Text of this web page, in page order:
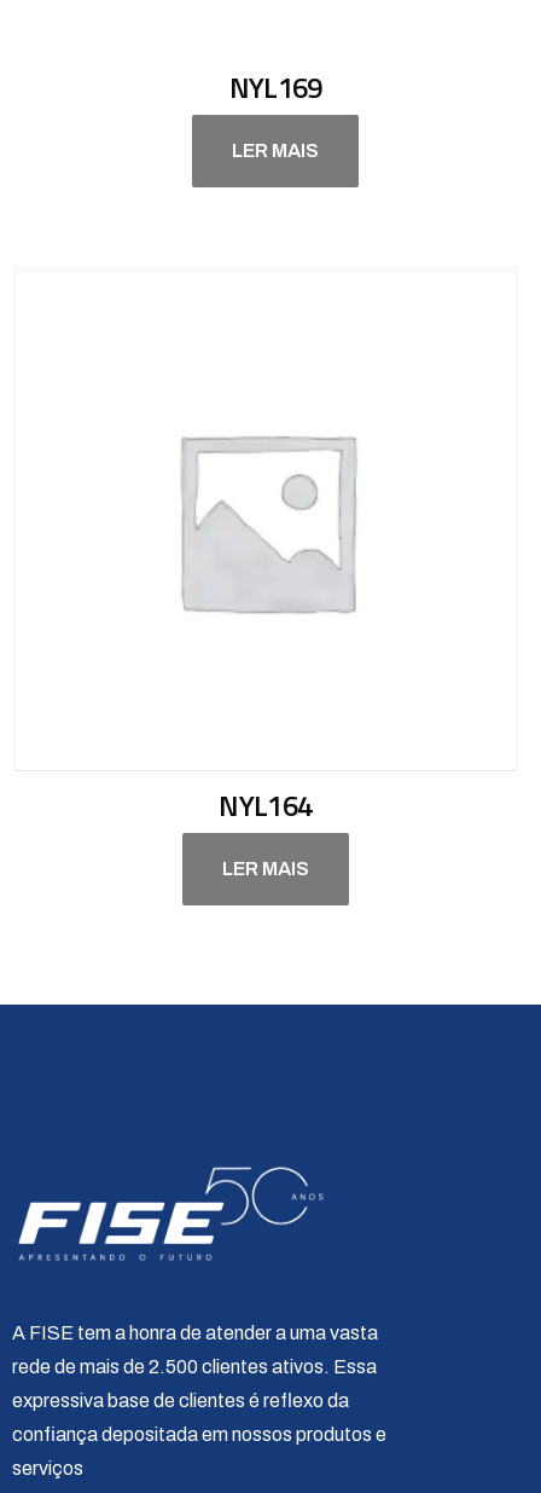
NYL169
LER MAIS
NYL164
LER MAIS
A FISE tem a honra de atender a uma vasta
rede de mais de 2.500 clientes ativos. Essa
expressiva base de clientes é reflexo da
confiança depositada em nossos produtos e
serviços